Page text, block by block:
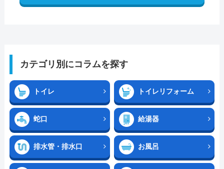
カテゴリ別にコラムを探す
トイレ トイレリフォーム
蛇口 給湯器
排水管・排水口 お風呂